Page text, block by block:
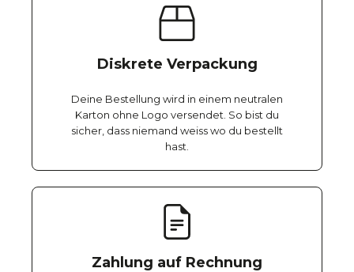
Diskrete Verpackung
Deine Bestellung wird in einem neutralen
Karton ohne Logo versendet. So bist du
sicher, dass niemand weiss wo du bestellt
hast.
Zahlung auf Rechnung